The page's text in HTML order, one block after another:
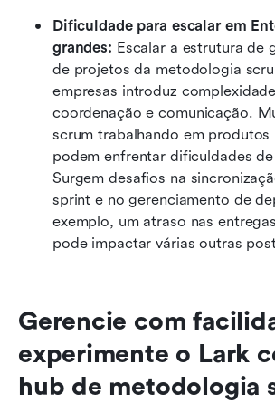
Dificuldade para escalar em
grandes: Escalar a estrutura de
de projetos da metodologia
empresas introduz
coordenação e comunicação.
scrum trabalhando em
podem enfrentar dificuldades
Surgem desafios na
sprint e no gerenciamento de
exemplo, um atraso nas
pode impactar várias outras
Gerencie com
experimente o Lark
hub de metodologia